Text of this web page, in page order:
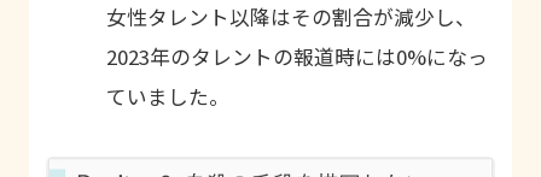
女性タレント以降はその割合が減少し、
2023年のタレントの報道時には0%になっ
ていました。